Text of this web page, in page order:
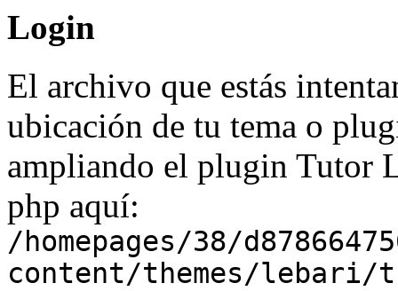
Login
El archivo que estás
ubicación de tu tema o
ampliando el plugin Tutor
php aquí:
/homepages/38/
content/themes/